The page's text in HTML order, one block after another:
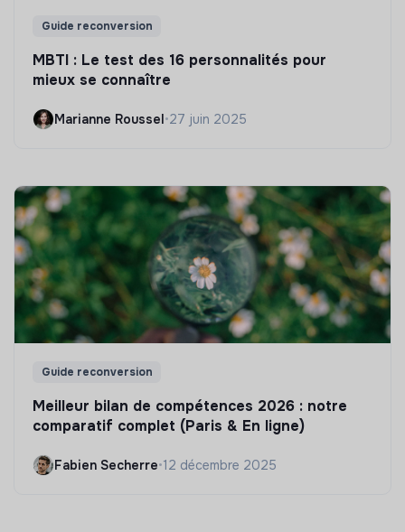
Guide reconversion
MBTI : Le test des 16 personnalités pour
mieux se connaître
Marianne Roussel•27 juin 2025
Guide reconversion
Meilleur bilan de compétences 2026 : notre
comparatif complet (Paris & En ligne)
Fabien Secherre•12 décembre 2025